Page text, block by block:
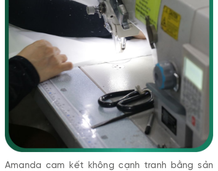
Amanda cam kết không cạnh tranh bằng sản